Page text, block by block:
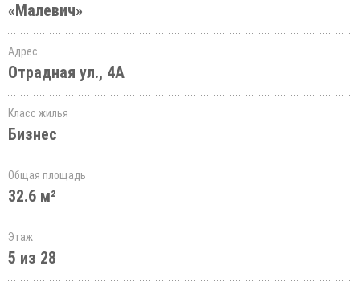
«Малевич»
Адрес
Отрадная ул., 4А
Класс жилья
Бизнес
Общая площадь
32.6 м²
Этаж
5 из 28